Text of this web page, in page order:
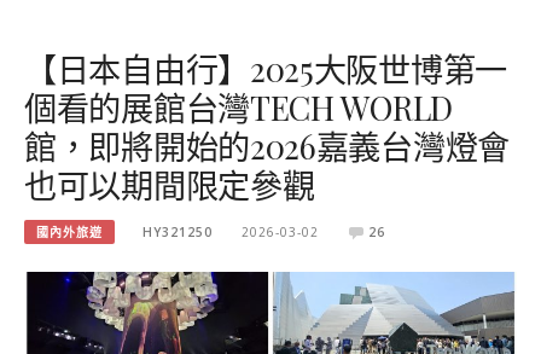
【日本自由行】2025大阪世博第一
個看的展館台灣TECH WORLD
館，即將開始的2026嘉義台灣燈會
也可以期間限定參觀
國內外旅遊 HY321250 2026-03-02 26